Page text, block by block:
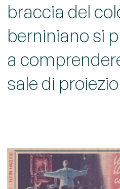
braccia del
berniniano si
a
sale di